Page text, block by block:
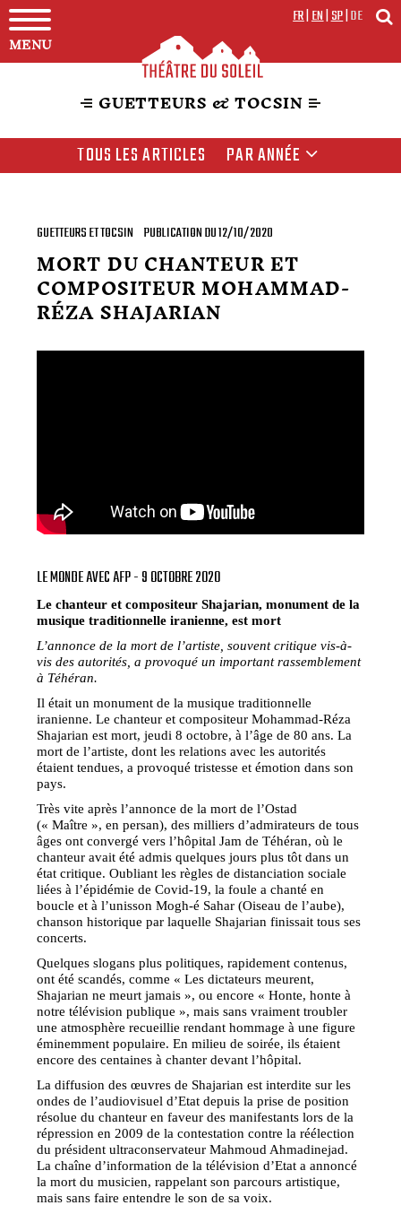
MENU
FR|EN|SP|DE
GUETTEURS & TOCSIN
TOUS LES ARTICLES PAR ANNÉE
GUETTEURS ET TOCSIN PUBLICATION DU 12/10/2020
MORT DU CHANTEUR ET
COMPOSITEUR MOHAMMAD-
RÉZA SHAJARIAN
LE MONDE AVEC AFP - 9 OCTOBRE 2020
Le chanteur et compositeur Shajarian, monument de la
musique traditionnelle iranienne, est mort
L’annonce de la mort de l’artiste, souvent critique vis-à-
vis des autorités, a provoqué un important rassemblement
à Téhéran.
Il était un monument de la musique traditionnelle
iranienne. Le chanteur et compositeur Mohammad-Réza
Shajarian est mort, jeudi 8 octobre, à l’âge de 80 ans. La
mort de l’artiste, dont les relations avec les autorités
étaient tendues, a provoqué tristesse et émotion dans son
pays.
Très vite après l’annonce de la mort de l’Ostad
(« Maître », en persan), des milliers d’admirateurs de tous
âges ont convergé vers l’hôpital Jam de Téhéran, où le
chanteur avait été admis quelques jours plus tôt dans un
état critique. Oubliant les règles de distanciation sociale
liées à l’épidémie de Covid-19, la foule a chanté en
boucle et à l’unisson Mogh-é Sahar (Oiseau de l’aube),
chanson historique par laquelle Shajarian finissait tous ses
concerts.
Quelques slogans plus politiques, rapidement contenus,
ont été scandés, comme « Les dictateurs meurent,
Shajarian ne meurt jamais », ou encore « Honte, honte à
notre télévision publique », mais sans vraiment troubler
une atmosphère recueillie rendant hommage à une figure
éminemment populaire. En milieu de soirée, ils étaient
encore des centaines à chanter devant l’hôpital.
La diffusion des œuvres de Shajarian est interdite sur les
ondes de l’audiovisuel d’Etat depuis la prise de position
résolue du chanteur en faveur des manifestants lors de la
répression en 2009 de la contestation contre la réélection
du président ultraconservateur Mahmoud Ahmadinejad.
La chaîne d’information de la télévision d’Etat a annoncé
la mort du musicien, rappelant son parcours artistique,
mais sans faire entendre le son de sa voix.